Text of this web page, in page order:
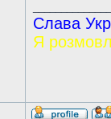
Слава
Я